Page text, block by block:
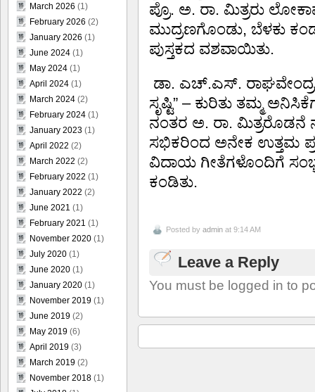
ಪ್ರೊ. ಅ. ರಾ. ಮಿತ್ರರು
ಮುದ್ರಣಗೊಂಡು, ಬೆಳಕು
ಪುಸ್ತಕದ ವಶವಾಯಿತು.
ಡಾ. ಎಚ್.ಎಸ್.
ಸೃಷ್ಟಿ” – ಕುರಿತು ತಮ್ಮ
ನಂತರ ಅ. ರಾ. ಮಿತ್ರರೊಡನೆ
ಸಭಿಕರಿಂದ ಅನೇಕ ಉತ್ತಮ
ವಿದಾಯ ಗೀತೆಗಳೊಂದಿಗೆ
Posted by admin at 9:14 AM
Leave a Reply
You must be logged in to
March 2026 (1)
February 2026 (2)
January 2026 (1)
June 2024 (1)
May 2024 (1)
April 2024 (1)
March 2024 (2)
February 2024 (1)
January 2023 (1)
April 2022 (2)
March 2022 (2)
February 2022 (1)
January 2022 (2)
June 2021 (1)
February 2021 (1)
November 2020 (1)
July 2020 (1)
June 2020 (1)
January 2020 (1)
November 2019 (1)
June 2019 (2)
May 2019 (6)
April 2019 (3)
March 2019 (2)
November 2018 (1)